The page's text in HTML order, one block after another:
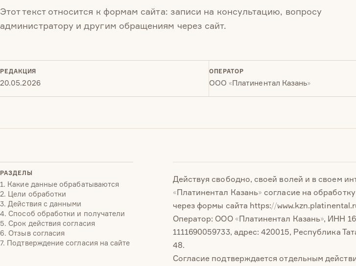
Этот текст относится к формам сайта: записи на консультацию, вопросу
администратору и другим обращениям через сайт.
РЕДАКЦИЯ
20.05.2026
ОПЕРАТОР
ООО «Платинентал Казань»
РАЗДЕЛЫ
1. Какие данные обрабатываются
2. Цели обработки
3. Действия с данными
4. Способ обработки и получатели
5. Срок действия согласия
6. Отзыв согласия
7. Подтверждение согласия на сайте
Действуя свободно, своей волей и в своем
«Платинентал Казань» согласие на
через формы сайта https://
Оператор: ООО «Платинентал Казань», ИНН
1111690059733, адрес: 420015, Республика
48.
Согласие подтверждается отдельным